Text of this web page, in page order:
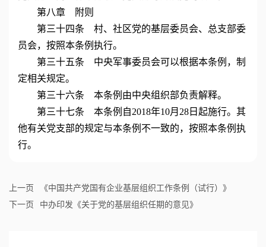
第八章 附则
第三十四条 村、社区党的基层委员会、总支部委
员会，按照本条例执行。
第三十五条 中央军事委员会可以根据本条例，制
定相关规定。
第三十六条 本条例由中央组织部负责解释。
第三十七条 本条例自2018年10月28日起施行。其
他有关党支部的规定与本条例不一致的，按照本条例执
行。
上一页
《中国共产党国有企业基层组织工作条例（试行）》
中办印发《关于党的基层组织任期的意见》
下一页